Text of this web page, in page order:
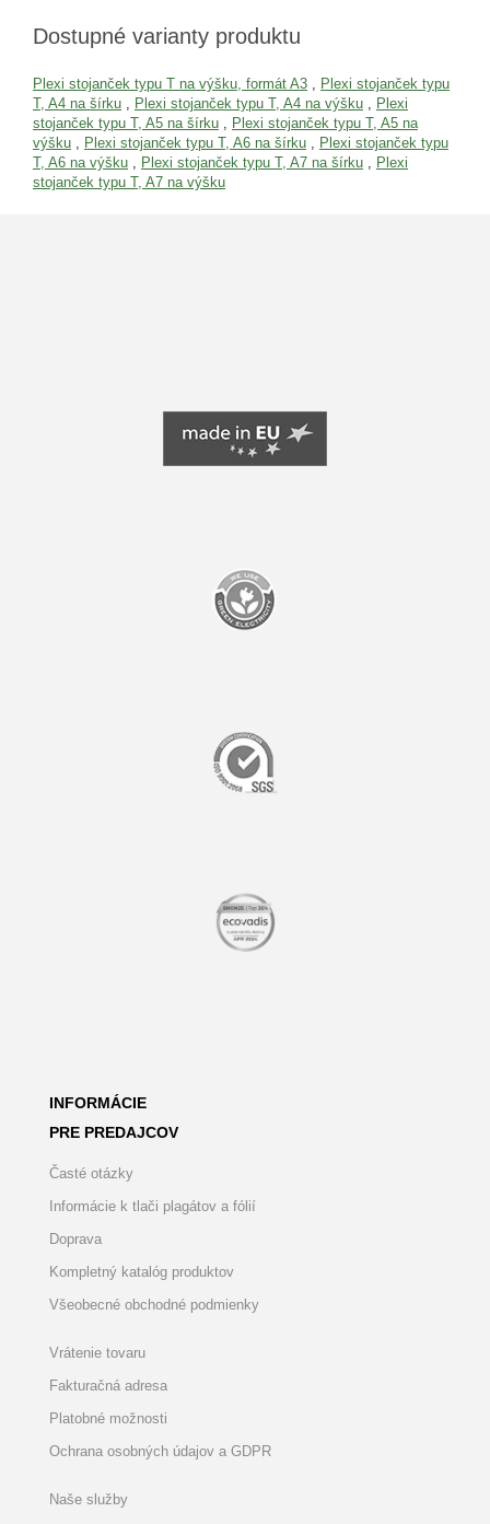
Dostupné varianty produktu
Plexi stojanček typu T na výšku, formát A3 , Plexi stojanček typu
T, A4 na šírku , Plexi stojanček typu T, A4 na výšku , Plexi
stojanček typu T, A5 na šírku , Plexi stojanček typu T, A5 na
výšku , Plexi stojanček typu T, A6 na šírku , Plexi stojanček typu
T, A6 na výšku , Plexi stojanček typu T, A7 na šírku , Plexi
stojanček typu T, A7 na výšku
INFORMÁCIE
PRE PREDAJCOV
Časté otázky
Informácie k tlači plagátov a fólií
Doprava
Kompletný katalóg produktov
Všeobecné obchodné podmienky
Vrátenie tovaru
Fakturačná adresa
Platobné možnosti
Ochrana osobných údajov a GDPR
Naše služby